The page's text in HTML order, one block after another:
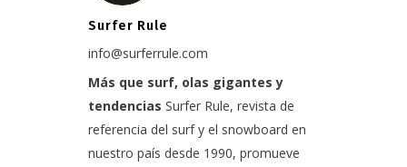
Surfer Rule
info@surferrule.com
Más que surf, olas gigantes y
tendencias Surfer Rule, revista de
referencia del surf y el snowboard en
nuestro país desde 1990, promueve